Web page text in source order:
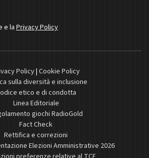
e la Privacy Policy
Policy| Cookie Policy
sulla diversità e inclusione
etico e di condotta
Linea Editoriale
giochi RadioGold
Fact Check
Rettifica e correzioni
Elezioni Amministrative 2026